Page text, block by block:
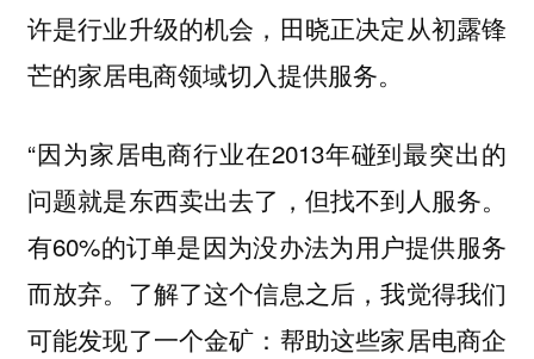
许是行业升级的机会，田晓正决定从初露锋
芒的家居电商领域切入提供服务。
“因为家居电商行业在2013年碰到最突出的
问题就是东西卖出去了，但找不到人服务。
有60%的订单是因为没办法为用户提供服务
而放弃。了解了这个信息之后，我觉得我们
可能发现了一个金矿：帮助这些家居电商企